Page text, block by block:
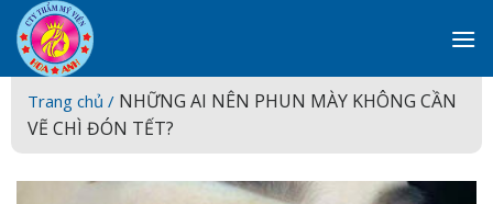
Skip
to
content
Trang chủ / NHỮNG AI NÊN PHUN MÀY KHÔNG CẦN
VẼ CHÌ ĐÓN TẾT?